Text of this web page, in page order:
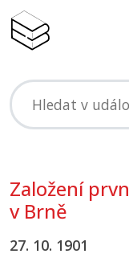
Založení
v Brně
27. 10. 1901